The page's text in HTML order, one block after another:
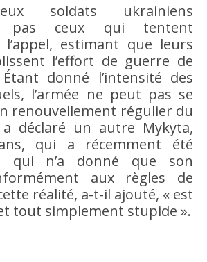
soldats ukrainiens
pas ceux qui tentent
l’appel, estimant que leurs
l’effort de guerre de
donné l’intensité des
l’armée ne peut pas se
renouvellement régulier du
déclaré un autre Mykyta,
qui a récemment été
qui n’a donné que son
aux règles de
réalité, a-t-il ajouté, « est
tout simplement stupide ».